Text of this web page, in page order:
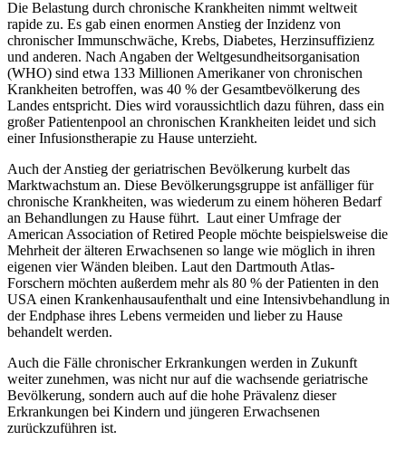
Die Belastung durch chronische Krankheiten nimmt weltweit
rapide zu. Es gab einen enormen Anstieg der Inzidenz von
chronischer Immunschwäche, Krebs, Diabetes, Herzinsuffizienz
und anderen. Nach Angaben der Weltgesundheitsorganisation
(WHO) sind etwa 133 Millionen Amerikaner von chronischen
Krankheiten betroffen, was 40 % der Gesamtbevölkerung des
Landes entspricht. Dies wird voraussichtlich dazu führen, dass ein
großer Patientenpool an chronischen Krankheiten leidet und sich
einer Infusionstherapie zu Hause unterzieht.
Auch der Anstieg der geriatrischen Bevölkerung kurbelt das
Marktwachstum an. Diese Bevölkerungsgruppe ist anfälliger für
chronische Krankheiten, was wiederum zu einem höheren Bedarf
an Behandlungen zu Hause führt. Laut einer Umfrage der
American Association of Retired People möchte beispielsweise die
Mehrheit der älteren Erwachsenen so lange wie möglich in ihren
eigenen vier Wänden bleiben. Laut den Dartmouth Atlas-
Forschern möchten außerdem mehr als 80 % der Patienten in den
USA einen Krankenhausaufenthalt und eine Intensivbehandlung in
der Endphase ihres Lebens vermeiden und lieber zu Hause
behandelt werden.
Auch die Fälle chronischer Erkrankungen werden in Zukunft
weiter zunehmen, was nicht nur auf die wachsende geriatrische
Bevölkerung, sondern auch auf die hohe Prävalenz dieser
Erkrankungen bei Kindern und jüngeren Erwachsenen
zurückzuführen ist.